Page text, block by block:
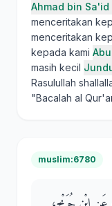
Ahmad bin Sa'id
menceritakan
menceritakan
kepada kami
masih kecil
Rasulullah
"Bacalah al
muslim:6780